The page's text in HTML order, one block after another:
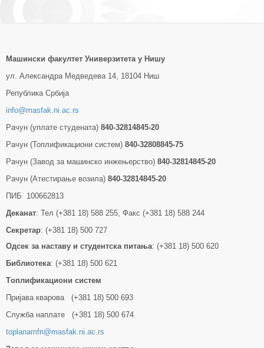
Машински факултет Универзитетa у Нишу
ул. Александра Медведева 14, 18104 Ниш
Република Србија
info@masfak.ni.ac.rs
Рачун (уплате студената) 840-32814845-20
Рачун (Топлификациони систем) 840-32808845-75
Рачун (Завод за машинско инжењерство) 840-32814845-20
Рачун (Атестирање возила) 840-32814845-20
ПИБ 100662813
Деканат: Тел (+381 18) 588 255, Факс (+381 18) 588 244
Секретар: (+381 18) 500 727
Одсек за наставу и студентска питања: (+381 18) 500 620
Библиотека: (+381 18) 500 621
Tоплификациони систем
Пријава кварова (+381 18) 500 693
Служба наплате (+381 18) 500 674
toplanamfn@masfak.ni.ac.rs